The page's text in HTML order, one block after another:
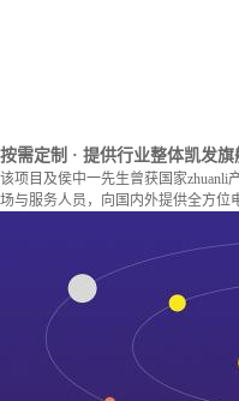
按需定制 · 提供行业整体凯发
该项目及侯中一先生曾获国家
场与服务人员，向国内外提供全方位